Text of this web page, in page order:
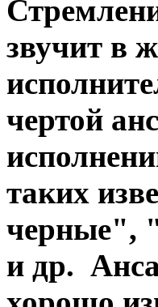
звучит в
чертой
таких
черные",
и др.